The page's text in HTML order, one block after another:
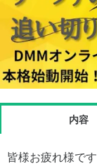
内容
皆様お疲れ様です